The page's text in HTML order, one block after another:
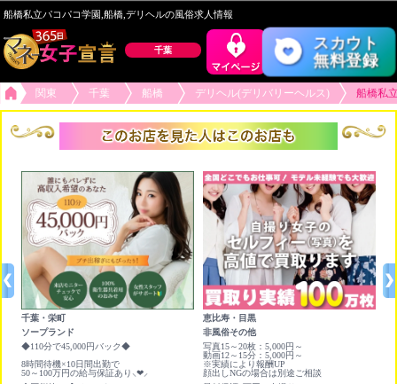
船橋私立パコパコ学園,船橋,デリヘルの風俗求人情報
千葉
スカウト
無料登録
関東 千葉 船橋 デリヘル(デリバリーヘルス) 船橋私
千葉・栄町
ソープランド
◆110分で45,000円バック◆
8時間待機×10日間出勤で
50～100万円の給与保証あり⸜❤︎⸝
恵比寿・目黒
非風俗その他
写真15～20枚：5,000円～
動画12～15分：5,000円～
※実績により報酬UP
顔出しNGの場合は別途ご相談